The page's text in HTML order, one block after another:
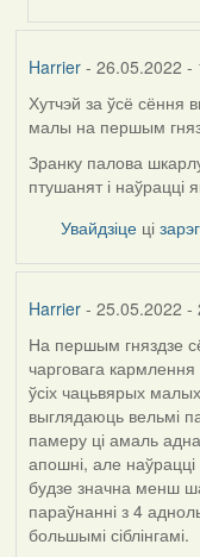
Harrier- 26.05.2022 -
Хутчэй за ўсё сёння
малы на першым
Зранку палова
птушанят і наўрацці
Увайдзіце ці
Harrier- 25.05.2022 -
На першым гняздзе
чарговага
ўсіх чацьвярых
выглядаюць вельмі
памеру ці амаль
апошні, але
будзе значна менш
параўнанні з 4
большымі сіблінгамі.